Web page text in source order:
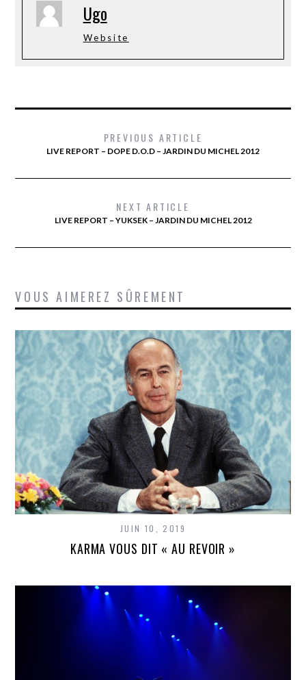
Ugo
Website
PREVIOUS ARTICLE
LIVE REPORT – DOPE D.O.D – JARDIN DU MICHEL 2012
NEXT ARTICLE
LIVE REPORT – YUKSEK – JARDIN DU MICHEL 2012
VOUS AIMEREZ SÛREMENT
JUIN 10, 2019
KARMA VOUS DIT « AU REVOIR »